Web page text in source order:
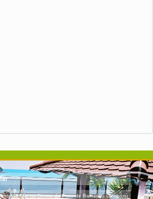
ao Mar no Centro da Praia de Balneário Camboriú